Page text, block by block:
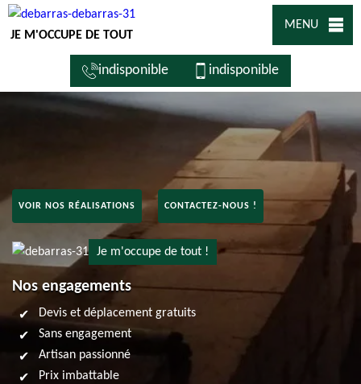
JE M'OCCUPE DE TOUT
MENU
indisponible indisponible
VOIR NOS RÉALISATIONS CONTACTEZ-NOUS !
Je m'occupe de tout !
Nos engagements
Devis et déplacement gratuits
Sans engagement
Artisan passionné
Prix imbattable